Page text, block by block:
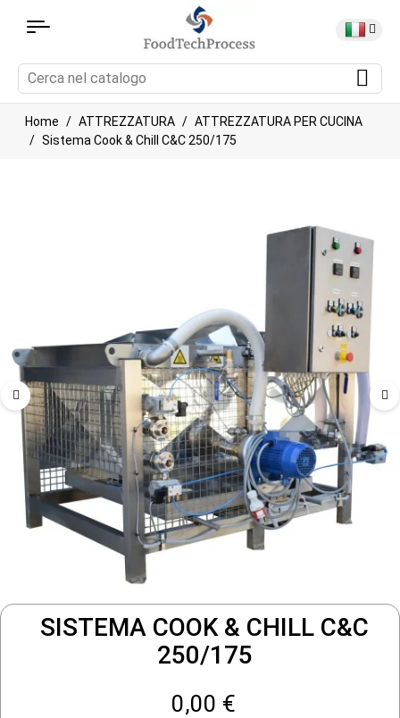
Home ATTREZZATURA
ATTREZZATURA PER CUCINA
Sistema Cook & Chill C&C 250/175
SISTEMA COOK & CHILL C&C
250/175
0,00 €